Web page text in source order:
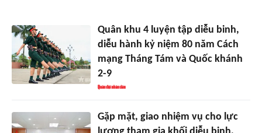
Quân khu 4 luyện tập diễu binh,
diễu hành kỷ niệm 80 năm Cách
mạng Tháng Tám và Quốc khánh
2-9
Gặp mặt, giao nhiệm vụ cho lực